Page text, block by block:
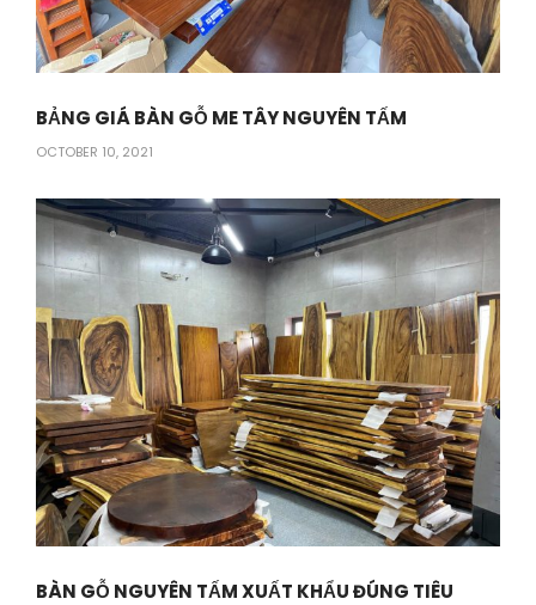
BẢNG GIÁ BÀN GỖ ME TÂY NGUYÊN TẤM
OCTOBER 10, 2021
BÀN GỖ NGUYÊN TẤM XUẤT KHẨU ĐÚNG TIÊU